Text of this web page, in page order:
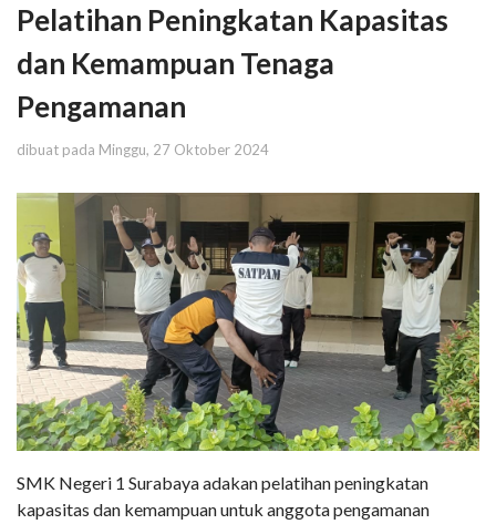
Pelatihan Peningkatan Kapasitas
dan Kemampuan Tenaga
Pengamanan
dibuat pada Minggu, 27 Oktober 2024
SMK Negeri 1 Surabaya adakan pelatihan peningkatan
kapasitas dan kemampuan untuk anggota pengamanan